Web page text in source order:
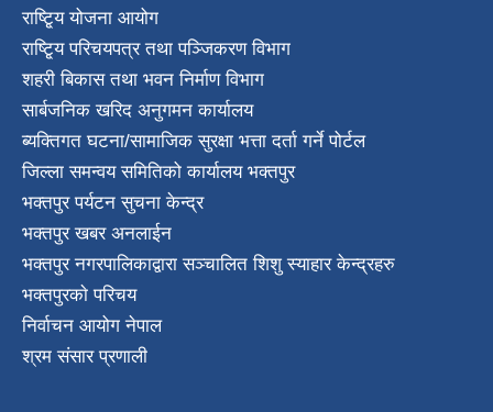
राष्टि्ृय योजना आयोग
राष्टि्ृय परिचयपत्र तथा पञ्जिकरण विभाग
शहरी बिकास तथा भवन निर्माण विभाग
सार्बजनिक खरिद अनुगमन कार्यालय
ब्यक्तिगत घटना/सामाजिक सुरक्षा भत्ता दर्ता गर्ने पोर्टल
जिल्ला समन्वय समितिको कार्यालय भक्तपुर
भक्तपुर पर्यटन सुचना केन्द्र
भक्तपुर खबर अनलाईन
भक्तपुर नगरपालिकाद्वारा सञ्चालित शिशु स्याहार केन्द्रहरु
भक्तपुरकाे परिचय
निर्वाचन आयोग नेपाल
श्रम संसार प्रणाली